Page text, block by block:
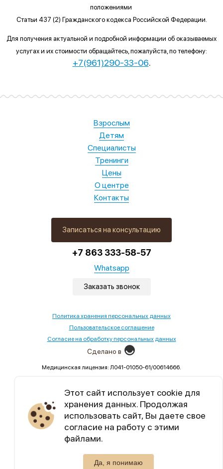
положениями
Статьи 437 (2) Гражданского кодекса Российской Федерации.
Для получения актуальной и подробной информации об оказываемых
услугах и их стоимости обращайтесь, пожалуйста, по телефону:
+7(961)290-33-06.
Уникальный контент, бесплатные марафоны по
семейным отношениям.
Записаться на консультацию
+7 863 333-58-57
Whatsapp
Заказать звонок
Взрослым
Детям
Специалисты
Тренинги
Цены
О центре
Контакты
Политика хранения персональных данных
Пользовательское соглашение
Согласие на обработку персональных данных
Сделано в
Медицинская лицензия: Л041-01050-61/00614666.
области,02.09.2022
Этот сайт использует cookie для
хранения данных. Продолжая
использовать сайт, Вы даете свое
согласие на работу с этими
файлами.
Да, я понимаю